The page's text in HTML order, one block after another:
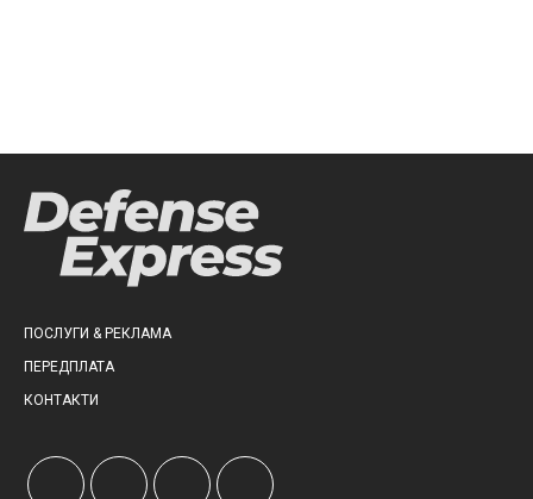
ПОСЛУГИ & РЕКЛАМА
ПЕРЕДПЛАТА
КОНТАКТИ